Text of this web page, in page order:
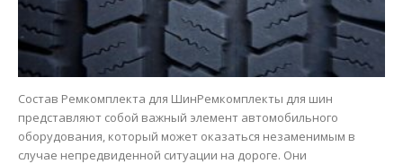
Состав Ремкомплекта для ШинРемкомплекты для шин
представляют собой важный элемент автомобильного
оборудования, который может оказаться незаменимым в
случае непредвиденной ситуации на дороге. Они